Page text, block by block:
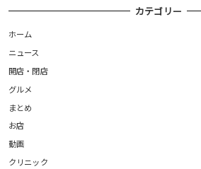
カテゴリー
ホーム
ニュース
開店・閉店
グルメ
まとめ
お店
動画
クリニック